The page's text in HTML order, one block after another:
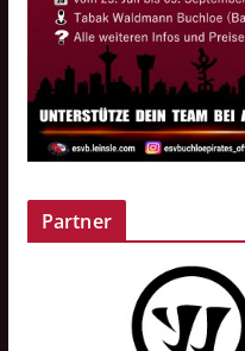
Partner